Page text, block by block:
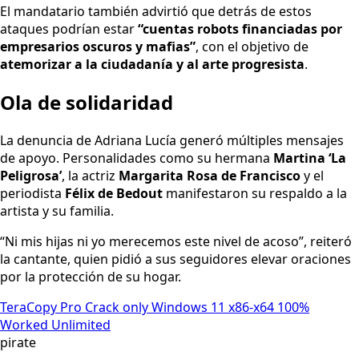
El mandatario también advirtió que detrás de estos
ataques podrían estar“cuentas robots financiadas por
empresarios oscuros y mafias”, con el objetivo de
atemorizar a la ciudadanía y al arte progresista.
Ola de solidaridad
La denuncia de Adriana Lucía generó múltiples mensajes
de apoyo. Personalidades como su hermana Martina ‘La
Peligrosa’, la actriz Margarita Rosa de Franciscoy el
periodista Félix de Bedout manifestaron su respaldo a la
artista y su familia.
“Ni mis hijas ni yo merecemos este nivel de acoso”, reiteró
la cantante, quien pidió a sus seguidores elevar oraciones
por la protección de su hogar.
TeraCopy Pro Crack only Windows 11 x86-x64 100%
Worked Unlimited
pirate